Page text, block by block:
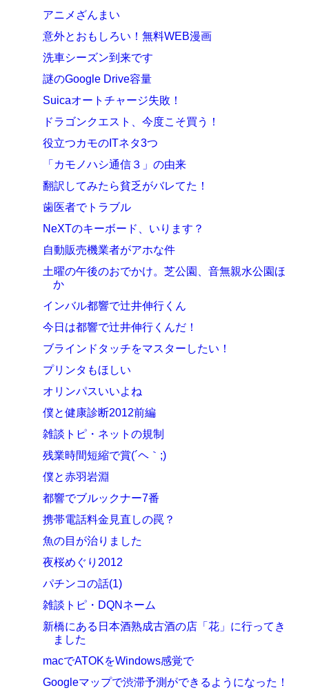
アニメざんまい
意外とおもしろい！無料WEB漫画
洗車シーズン到来です
謎のGoogle Drive容量
Suicaオートチャージ失敗！
ドラゴンクエスト、今度こそ買う！
役立つカモのITネタ3つ
「カモノハシ通信３」の由来
翻訳してみたら貧乏がバレてた！
歯医者でトラブル
NeXTのキーボード、いります？
自動販売機業者がアホな件
土曜の午後のおでかけ。芝公園、音無親水公園ほ
か
インバル都響で辻井伸行くん
今日は都響で辻井伸行くんだ！
ブラインドタッチをマスターしたい！
プリンタもほしい
オリンパスいいよね
僕と健康診断2012前編
雑談トピ・ネットの規制
残業時間短縮で賞(´ヘ｀;)
僕と赤羽岩淵
都響でブルックナー7番
携帯電話料金見直しの罠？
魚の目が治りました
夜桜めぐり2012
パチンコの話(1)
雑談トピ・DQNネーム
新橋にある日本酒熟成古酒の店「花」に行ってき
ました
macでATOKをWindows感覚で
Googleマップで渋滞予測ができるようになった！